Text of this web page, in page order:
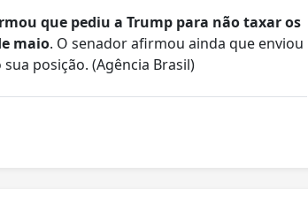
que pediu a Trump para não taxar os
maio. O senador afirmou ainda que enviou
posição. (Agência Brasil)